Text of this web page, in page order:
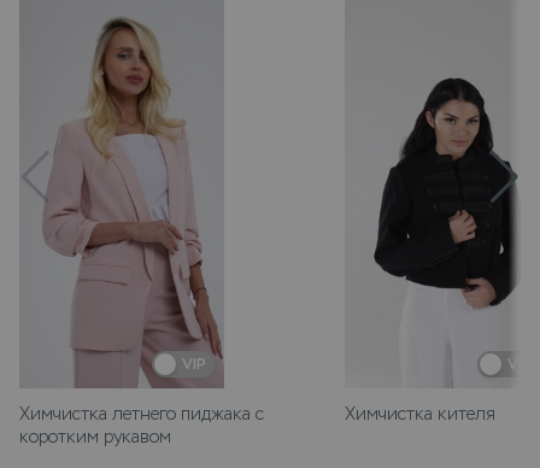
VIP
Химчистка летнего пиджака с
коротким рукавом
VIP
Химчистка кителя